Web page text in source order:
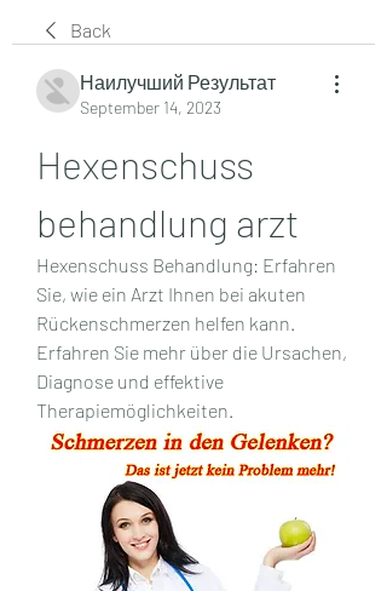
Back
Наилучший Результат
September 14, 2023
Hexenschuss
behandlung arzt
Hexenschuss Behandlung: Erfahren
Sie, wie ein Arzt Ihnen bei akuten
Rückenschmerzen helfen kann.
Erfahren Sie mehr über die Ursachen,
Diagnose und effektive
Therapiemöglichkeiten.